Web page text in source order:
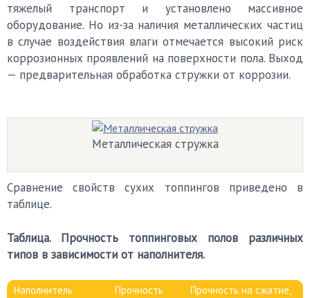
тяжелый транспорт и установлено массивное
оборудование. Но из-за наличия металлических частиц
в случае воздействия влаги отмечается высокий риск
коррозионных проявлений на поверхности пола. Выход
— предварительная обработка стружки от коррозии.
Металлическая стружка
Сравнение свойств сухих топпингов приведено в
таблице.
Таблица. Прочность топпинговых полов различных
типов в зависимости от наполнителя.
Наполнитель
Прочность
Прочность на сжатие,